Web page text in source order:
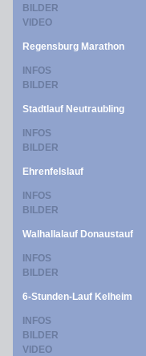
BILDER
VIDEO
Regensburg Marathon
INFOS
BILDER
Stadtlauf Neutraubling
INFOS
BILDER
Ehrenfelslauf
INFOS
BILDER
Walhallalauf Donaustauf
INFOS
BILDER
6-Stunden-Lauf Kelheim
INFOS
BILDER
VIDEO